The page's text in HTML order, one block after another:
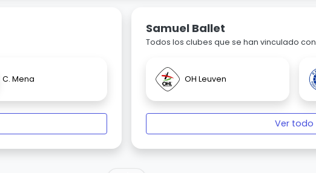
C. Mena
Samuel Ballet
Todos los clubes que se han vinculado con
OH Leuven
Ver todo